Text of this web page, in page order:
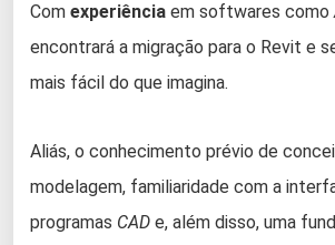
Com experiência em softwares como
encontrará a migração para o Revit e
mais fácil do que imagina.
Aliás, o conhecimento prévio de
modelagem, familiaridade com a
programas CAD e, além disso, uma